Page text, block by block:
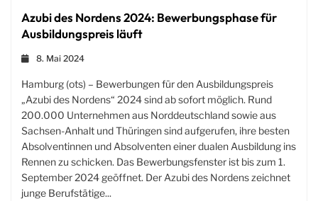
Azubi des Nordens 2024: Bewerbungsphase für
Ausbildungspreis läuft
8. Mai 2024
Hamburg (ots) – Bewerbungen für den Ausbildungspreis
„Azubi des Nordens“ 2024 sind ab sofort möglich. Rund
200.000 Unternehmen aus Norddeutschland sowie aus
Sachsen-Anhalt und Thüringen sind aufgerufen, ihre besten
Absolventinnen und Absolventen einer dualen Ausbildung ins
Rennen zu schicken. Das Bewerbungsfenster ist bis zum 1.
September 2024 geöffnet. Der Azubi des Nordens zeichnet
junge Berufstätige...